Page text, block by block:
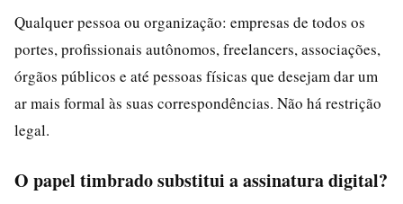
Qualquer pessoa ou organização: empresas de todos os
portes, profissionais autônomos, freelancers, associações,
órgãos públicos e até pessoas físicas que desejam dar um
ar mais formal às suas correspondências. Não há restrição
legal.
O papel timbrado substitui a assinatura digital?